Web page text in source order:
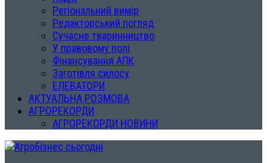
Регіональний вимір
Редакторський погляд
Сучасне тваринництво
У правовому полі
Фінансування АПК
Заготівля силосу
ЕЛЕВАТОРИ
АКТУАЛЬНА РОЗМОВА
АГРОРЕКОРДИ
АГРОРЕКОРДИ НОВИНИ